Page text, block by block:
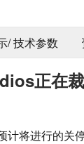
/ 技术参数
正在
计将进行的关